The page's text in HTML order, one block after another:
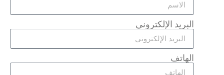
البريد الإلكتروني
الهاتف